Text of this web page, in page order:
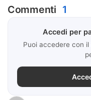
Commenti 1
Accedi per
Puoi accedere con